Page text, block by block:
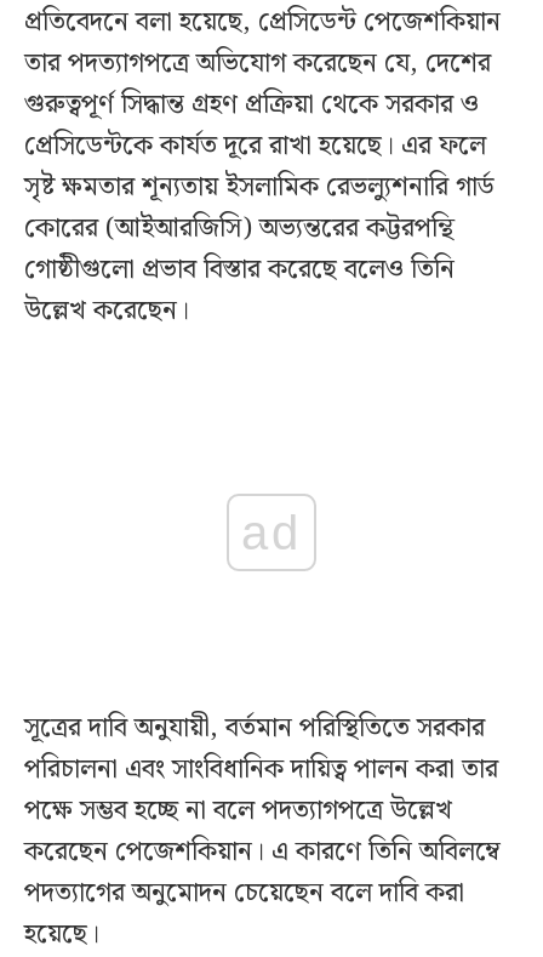
প্রতিবেদনে বলা হয়েছে, প্রেসিডেন্ট পেজেশকিয়ান
তার পদত্যাগপত্রে অভিযোগ করেছেন যে, দেশের
গুরুত্বপূর্ণ সিদ্ধান্ত গ্রহণ প্রক্রিয়া থেকে সরকার ও
প্রেসিডেন্টকে কার্যত দূরে রাখা হয়েছে। এর ফলে
সৃষ্ট ক্ষমতার শূন্যতায় ইসলামিক রেভল্যুশনারি গার্ড
কোরের (আইআরজিসি) অভ্যন্তরের কট্টরপন্থি
গোষ্ঠীগুলো প্রভাব বিস্তার করেছে বলেও তিনি
উল্লেখ করেছেন।
ad
সূত্রের দাবি অনুযায়ী, বর্তমান পরিস্থিতিতে সরকার
পরিচালনা এবং সাংবিধানিক দায়িত্ব পালন করা তার
পক্ষে সম্ভব হচ্ছে না বলে পদত্যাগপত্রে উল্লেখ
করেছেন পেজেশকিয়ান। এ কারণে তিনি অবিলম্বে
পদত্যাগের অনুমোদন চেয়েছেন বলে দাবি করা
হয়েছে।